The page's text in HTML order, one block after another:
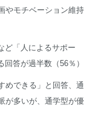
やモチベーション維持
ど「人によるサポー
答が過半数（56％）
めできる」と回答、通
が多いが、通学型が優